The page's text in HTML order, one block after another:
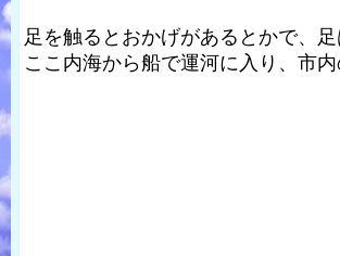
足を触るとおかげがあるとかで、足
ここ内海から船で運河に入り、市内